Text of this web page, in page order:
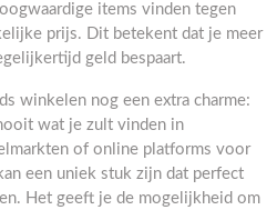
items vinden tegen
prijs. Dit betekent dat je meer
geld bespaart.
winkelen nog een extra charme:
wat je zult vinden in
of online platforms voor
een uniek stuk zijn dat perfect
Het geeft je de mogelijkheid om